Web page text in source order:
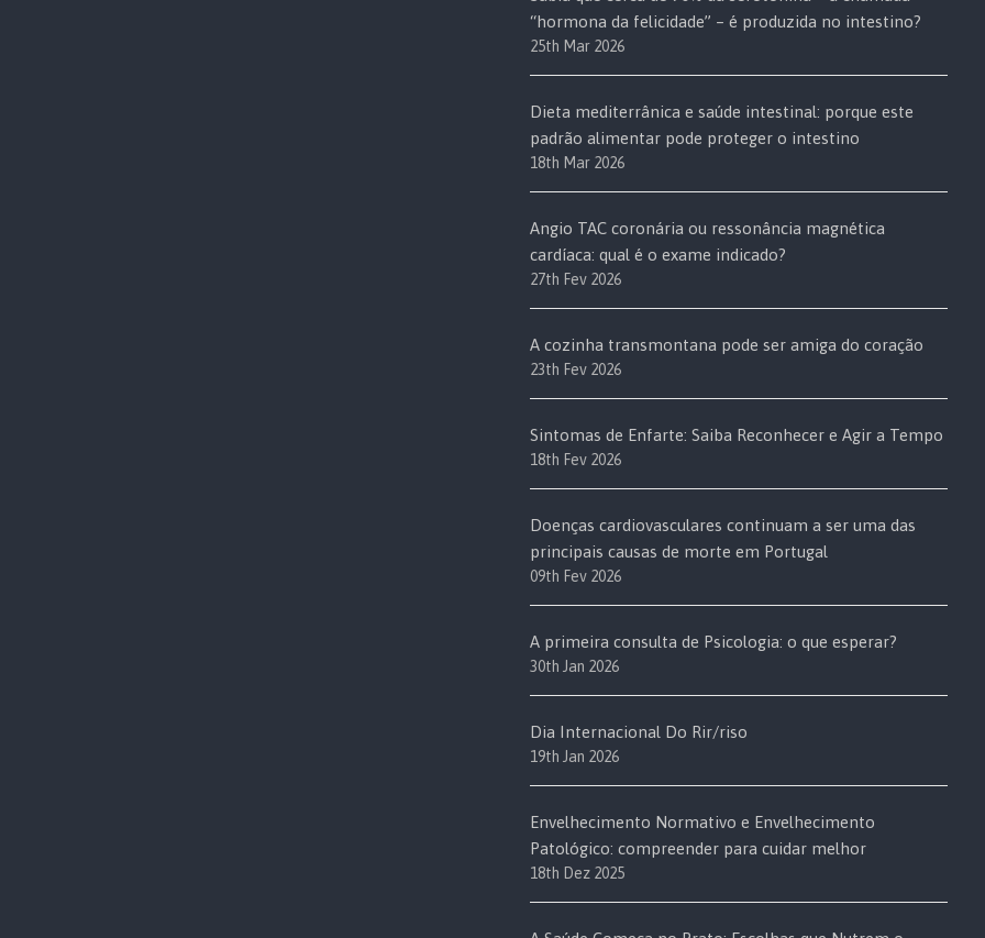
“hormona da felicidade” – é produzida no intestino?
25th Mar 2026
Dieta mediterrânica e saúde intestinal: porque este
padrão alimentar pode proteger o intestino
18th Mar 2026
Angio TAC coronária ou ressonância magnética
cardíaca: qual é o exame indicado?
27th Fev 2026
A cozinha transmontana pode ser amiga do coração
23th Fev 2026
Sintomas de Enfarte: Saiba Reconhecer e Agir a Tempo
18th Fev 2026
Doenças cardiovasculares continuam a ser uma das
principais causas de morte em Portugal
09th Fev 2026
A primeira consulta de Psicologia: o que esperar?
30th Jan 2026
Dia Internacional Do Rir/riso
19th Jan 2026
Envelhecimento Normativo e Envelhecimento
Patológico: compreender para cuidar melhor
18th Dez 2025